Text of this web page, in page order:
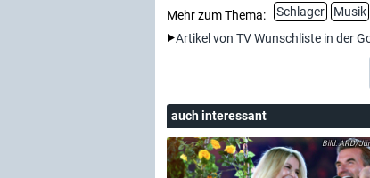
Mehr zum Thema: Schlager Musik
Artikel von TV Wunschliste in der
auch interessant
ARD/